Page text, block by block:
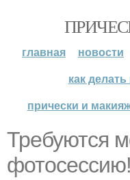
главная новости
как
прически и
Требуются
фотосессию!